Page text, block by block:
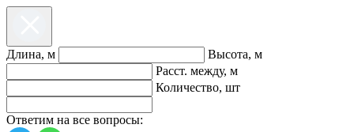
Длина, м
Высота, м
Расст. между, м
Количество, шт
Ответим на все вопросы: